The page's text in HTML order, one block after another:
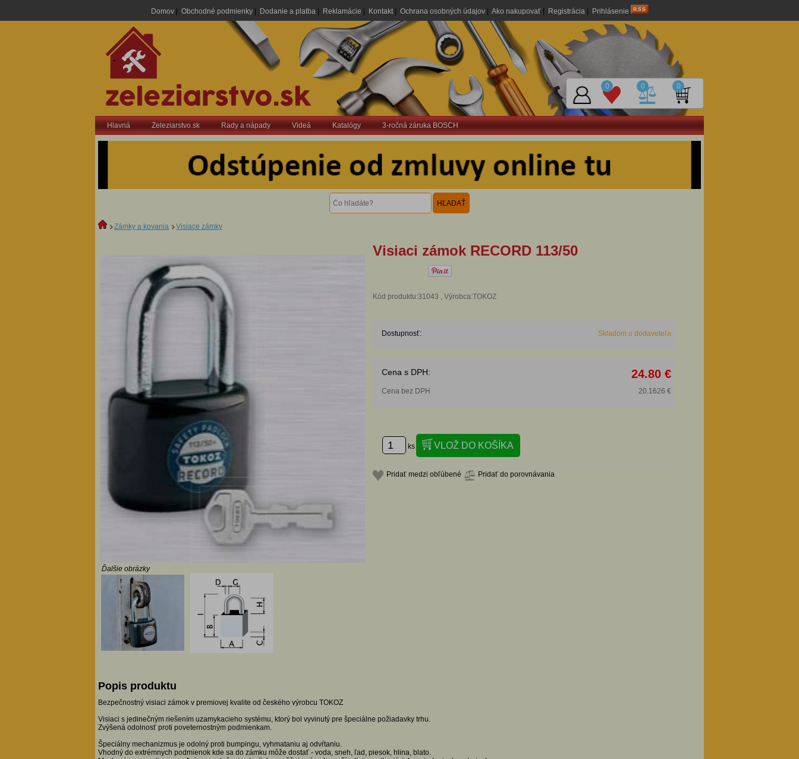
Domov| Obchodné podmienky| Dodanie a platba| Reklamácie Kontakt| Ochrana osobných údajov| Ako nakupovať| Registrácia| Prihlásenie
.
0 0 0
Hlavná Zeleziarstvo.sk Rady a nápady Videá Katalógy 3-ročná záruka BOSCH
Zámky a kovania Visiace zámky
Visiaci zámok RECORD 113/50
Kód produktu:31043 , Výrobca:TOKOZ
Dostupnosť: Skladom u dodaveteľa
Cena s DPH: 24.80 €
Cena bez DPH 20.1626 €
ks
Pridať medzi obľúbené Pridať do porovnávania
Ďalšie obrázky
Popis produktu
Bezpečnostný visiaci zámok v premiovej kvalite od českého výrobcu TOKOZ
Visiaci s jedinečným riešením uzamykacieho systému, ktorý bol vyvinutý pre špeciálne požiadavky trhu.
Zvýšená odolnosť proti poveternostným podmienkam.
Špeciálny mechanizmus je odolný proti bumpingu, vyhmataniu aj odvŕtaniu.
Vhodný do extrémnych podmienok kde sa do zámku môže dostať - voda, sneh, ľad, piesok, hlina, blato.